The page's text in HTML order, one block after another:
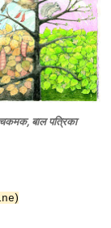
चकमक, बाल पत्रिका
)